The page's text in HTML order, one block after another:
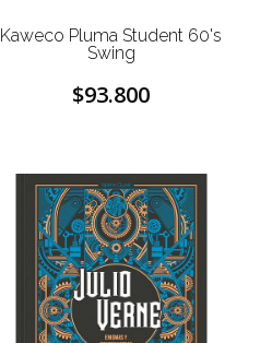
Kaweco Pluma Student 60's
Swing
$93.800